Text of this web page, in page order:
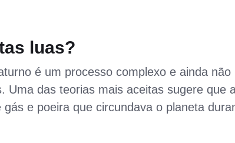
luas?
é um processo complexo e ainda não
Uma das teorias mais aceitas sugere que
e poeira que circundava o planeta